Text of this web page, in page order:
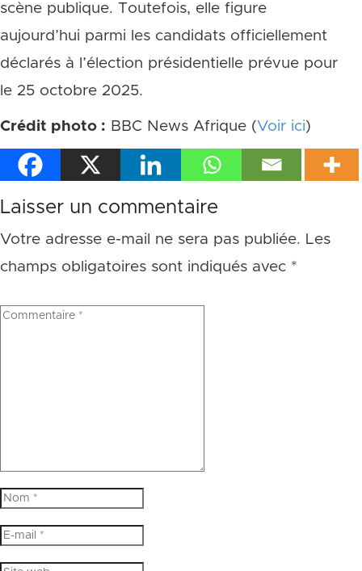
scène publique. Toutefois, elle figure
aujourd’hui parmi les candidats officiellement
déclarés à l’élection présidentielle prévue pour
le 25 octobre 2025.
Crédit photo : BBC News Afrique (Voir ici)
Laisser un commentaire
Votre adresse e-mail ne sera pas publiée. Les
champs obligatoires sont indiqués avec *